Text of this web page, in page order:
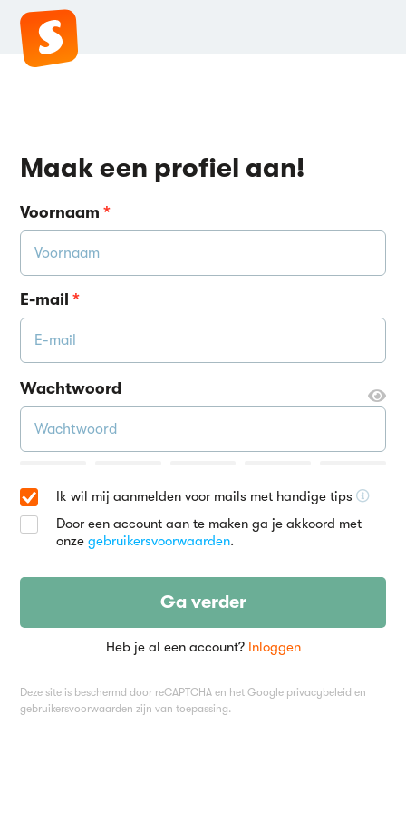
Maak een profiel aan!
Voornaam*
E-mail*
Wachtwoord
Ik wil mij aanmelden voor mails met handige tips
Door een account aan te maken ga je akkoord met
onzegebruikersvoorwaarden.
Deze site is beschermd door reCAPTCHA en het Google privacybeleid en
gebruikersvoorwaarden zijn van toepassing.
Ga verder
Heb je al een account? Inloggen